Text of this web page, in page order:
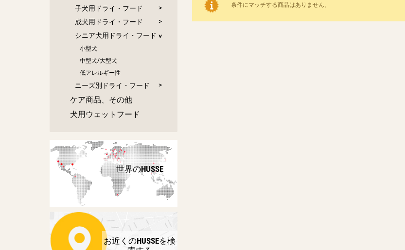
条件にマッチする商品はありません。
子犬用ドライ・フード
成犬用ドライ・フード
シニア犬用ドライ・フード
小型犬
中型犬/大型犬
低アレルギー性
ニーズ別ドライ・フード
ケア商品、その他
犬用ウェットフード
世界のHUSSE
お近くのHUSSEを検